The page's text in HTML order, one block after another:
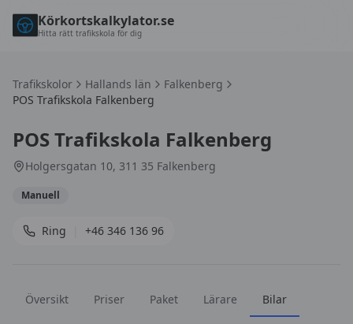
Körkortskalkylator.se
Hitta rätt trafikskola för dig
Trafikskolor Hallands län
Falkenberg
POS Trafikskola Falkenberg
POS Trafikskola Falkenberg
Holgersgatan 10, 311 35 Falkenberg
Manuell
Ring +46 346 136 96
Översikt Priser Paket Lärare Bilar